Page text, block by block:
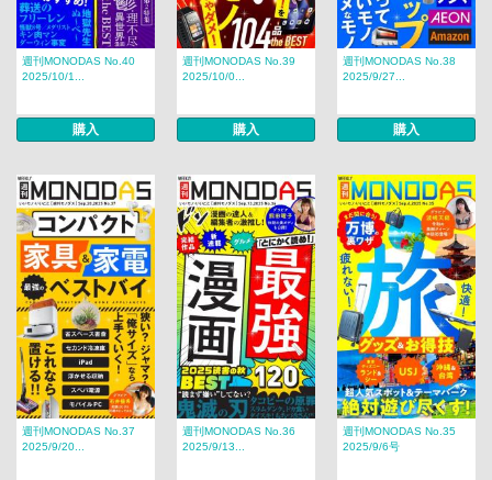
週刊MONODAS No.40
2025/10/1...
購入
週刊MONODAS No.39
2025/10/0...
購入
週刊MONODAS No.38
2025/9/27...
購入
週刊MONODAS No.37
2025/9/20...
週刊MONODAS No.36
2025/9/13...
週刊MONODAS No.35
2025/9/6号